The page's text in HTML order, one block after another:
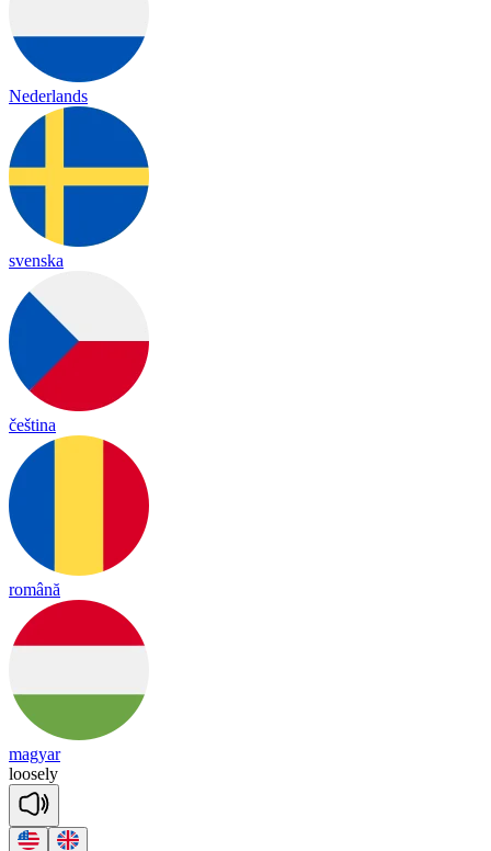
Nederlands
svenska
čeština
română
magyar
loosely